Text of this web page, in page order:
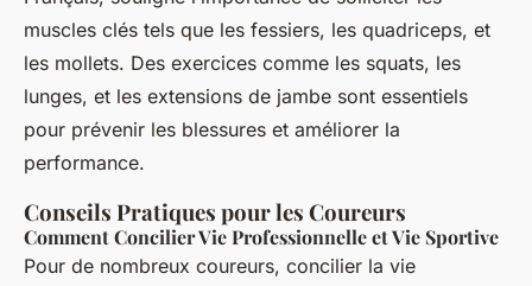
muscles clés tels que les fessiers, les quadriceps, et
les mollets. Des exercices comme les squats, les
lunges, et les extensions de jambe sont essentiels
pour prévenir les blessures et améliorer la
performance.
Conseils Pratiques pour les Coureurs
Comment Concilier Vie Professionnelle et Vie Sportive
Pour de nombreux coureurs, concilier la vie